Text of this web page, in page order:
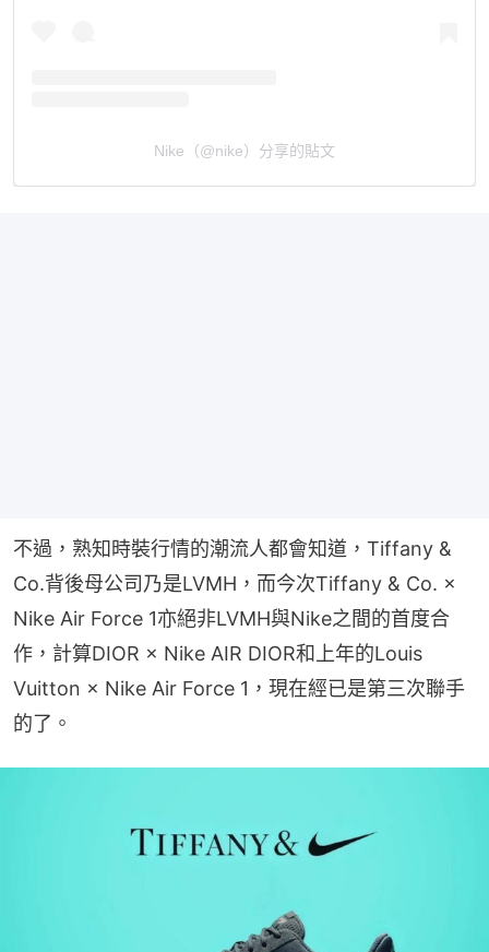
Nike（@nike）分享的貼文
不過，熟知時裝行情的潮流人都會知道，Tiffany &
Co.背後母公司乃是LVMH，而今次Tiffany & Co. ×
Nike Air Force 1亦絕非LVMH與Nike之間的首度合
作，計算DIOR × Nike AIR DIOR和上年的Louis
Vuitton × Nike Air Force 1，現在經已是第三次聯手
的了。